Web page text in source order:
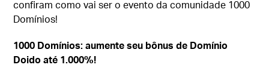
confiram como vai ser o evento da comunidade 1000
Domínios!
1000 Domínios: aumente seu bônus de Domínio
Doido até 1.000%!